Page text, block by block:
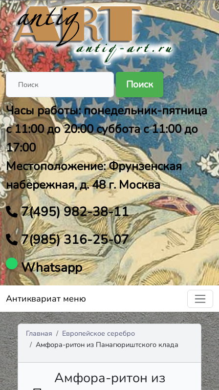
Поиск
Часы работы: понедельник-пятница
с 11:00 до 20:00 суббота с 11:00 до
17:00
Местоположение: Фрунзенская
набережная, д. 48 г. Москва
7(495) 982-38-11
7(985) 316-25-07
Whatsapp
Антиквариат меню
Главная
Европейское серебро
Амфора-ритон из Панагюриштского клада
Амфора-ритон из